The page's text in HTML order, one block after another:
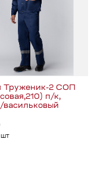
Труженик-2 СОП
п/к,
васильковый
шт